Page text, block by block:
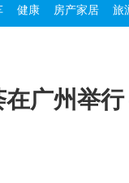
健康 房产家居 旅
在广州举